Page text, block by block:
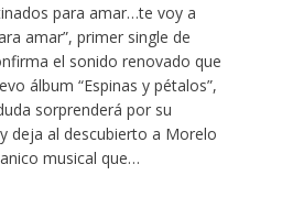
para amar…te voy a
amar”, primer single de
el sonido renovado que
álbum “Espinas y pétalos”,
sorprenderá por su
deja al descubierto a Morelo
musical que…